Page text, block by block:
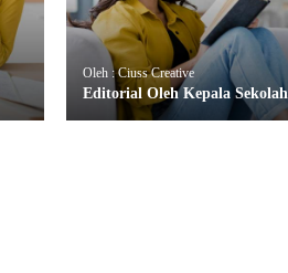
Oleh : Ciuss Creative
Editorial Oleh Kepala Sekolah